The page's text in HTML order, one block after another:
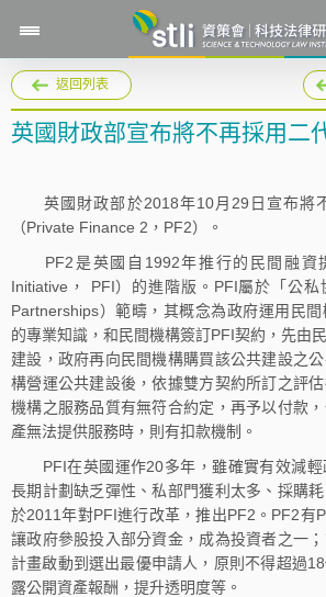
返回列表
英國財政部宣布將不再採用二
英國財政部於2018年10月29日宣布將
（Private Finance 2，PF2）。
PF2是英國自1992年推行的民間融資提
Initiative， PFI）的進階版。PFI屬於「公私
Partnerships）範疇，其概念為政府運用民
的專業知識，和民間機構簽訂PFI契約，先由
建設，政府再向民間機構購買該公共建設之
構營運公共建設後，依據雙方契約所訂之評
機構之服務品質有無符合約定，再予以付款
產無法提供服務時，則有扣款機制。
PFI在英國運作20多年，雖確實有效減輕
長期計劃缺乏彈性、私部門獲利太多、採購
於2011年對PFI進行改革，推出PF2。PF2有
讓政府參股投入部分資金，成為投資者之一
計畫啟動到選出最優申請人，原則不得超過
露公開資產報酬，提升透明度等。